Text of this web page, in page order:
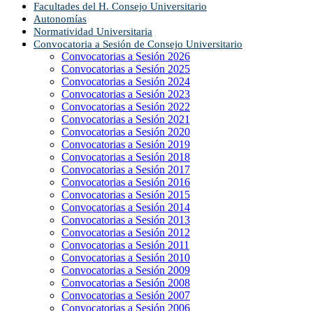
Facultades del H. Consejo Universitario
Autonomías
Normatividad Universitaria
Convocatoria a Sesión de Consejo Universitario
Convocatorias a Sesión 2026
Convocatorias a Sesión 2025
Convocatorias a Sesión 2024
Convocatorias a Sesión 2023
Convocatorias a Sesión 2022
Convocatorias a Sesión 2021
Convocatorias a Sesión 2020
Convocatorias a Sesión 2019
Convocatorias a Sesión 2018
Convocatorias a Sesión 2017
Convocatorias a Sesión 2016
Convocatorias a Sesión 2015
Convocatorias a Sesión 2014
Convocatorias a Sesión 2013
Convocatorias a Sesión 2012
Convocatorias a Sesión 2011
Convocatorias a Sesión 2010
Convocatorias a Sesión 2009
Convocatorias a Sesión 2008
Convocatorias a Sesión 2007
Convocatorias a Sesión 2006